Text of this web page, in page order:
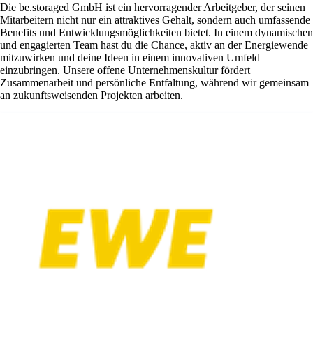
Die be.storaged GmbH ist ein hervorragender Arbeitgeber, der seinen
Mitarbeitern nicht nur ein attraktives Gehalt, sondern auch umfassende
Benefits und Entwicklungsmöglichkeiten bietet. In einem dynamischen
und engagierten Team hast du die Chance, aktiv an der Energiewende
mitzuwirken und deine Ideen in einem innovativen Umfeld
einzubringen. Unsere offene Unternehmenskultur fördert
Zusammenarbeit und persönliche Entfaltung, während wir gemeinsam
an zukunftsweisenden Projekten arbeiten.